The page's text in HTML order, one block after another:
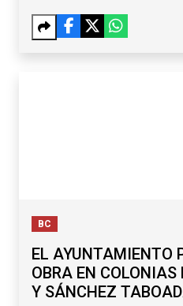
BC
EL AYUNTAMIENTO
OBRA EN COLONIAS
Y SÁNCHEZ